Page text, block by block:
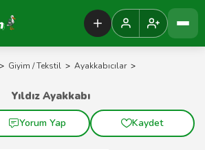
> Giyim / Tekstil > Ayakkabıcılar >
Yıldız Ayakkabı
Yorum Yap Kaydet